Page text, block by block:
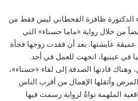
الدكتورة ظافرة القحطاني ليس فقط من
من خلال رواية «ماما حسناء» التي
عايشتها. بعد أن فقدت زوجها فجأة
في عينيها، اتجهت للعمل في أحد
وهناك قادتها الصدفة إلى لقاء «حسناء»،
المرض وأثقلها الإهمال من أقرب الناس
الملهمة نواةً لرواية رسمت فيها